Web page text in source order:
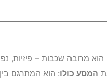
מרובה שכבות – פיזיות,
המסע כולו: הוא המתרגם